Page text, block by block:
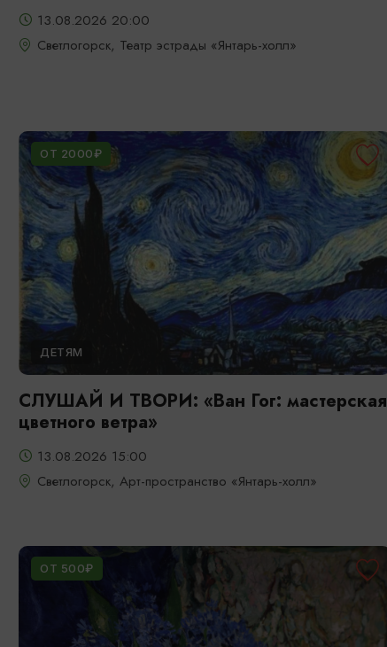
13.08.2026 20:00
Светлогорск, Театр эстрады «Янтарь-холл»
ОТ 2000₽
ДЕТЯМ
СЛУШАЙ И ТВОРИ: «Ван Гог: мастерская
цветного ветра»
13.08.2026 15:00
Светлогорск, Арт-пространство «Янтарь-холл»
ОТ 500₽